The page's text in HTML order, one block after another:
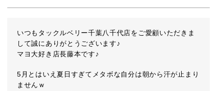
いつもタックルベリー千葉八千代店をご愛顧いただきま
して誠にありがとうございます♪
マヨ大好き店長藤本です♪
5月とはいえ夏日すぎてメタボな自分は朝から汗が止まり
ませんｗ